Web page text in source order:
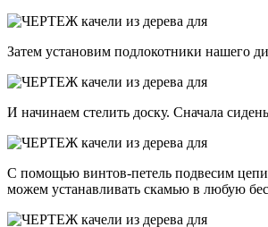
Затем установим подлокотники нашего
И начинаем стелить доску. Сначала
С помощью винтов-петель подвесим
можем устанавливать скамью в любую